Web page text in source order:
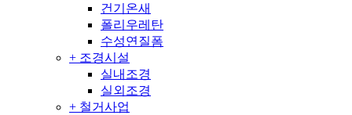
건기온새
폴리우레탄
수성연질폼
+ 조경시설
실내조경
실외조경
+ 철거사업